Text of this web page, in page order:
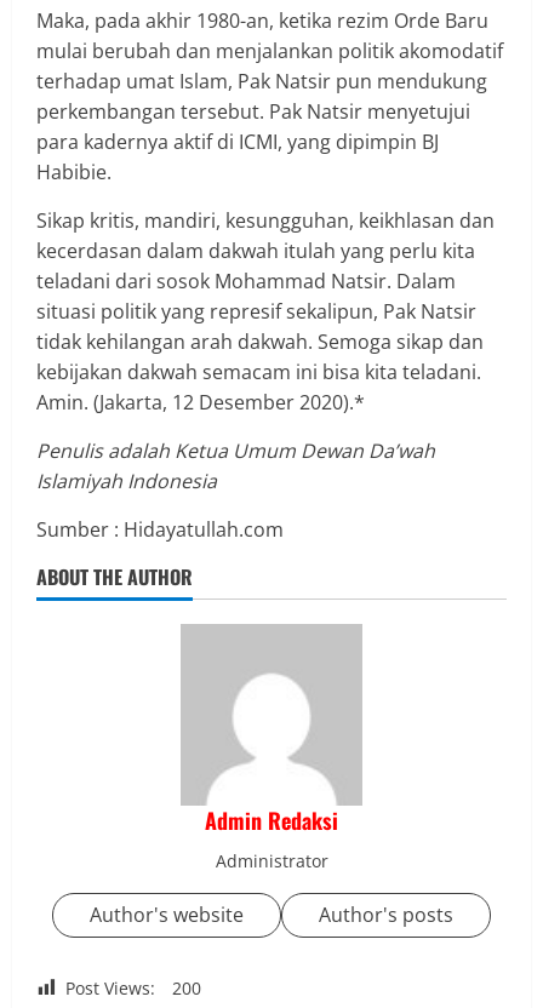
Maka, pada akhir 1980-an, ketika rezim Orde Baru
mulai berubah dan menjalankan politik akomodatif
terhadap umat Islam, Pak Natsir pun mendukung
perkembangan tersebut. Pak Natsir menyetujui
para kadernya aktif di ICMI, yang dipimpin BJ
Habibie.
Sikap kritis, mandiri, kesungguhan, keikhlasan dan
kecerdasan dalam dakwah itulah yang perlu kita
teladani dari sosok Mohammad Natsir. Dalam
situasi politik yang represif sekalipun, Pak Natsir
tidak kehilangan arah dakwah. Semoga sikap dan
kebijakan dakwah semacam ini bisa kita teladani.
Amin. (Jakarta, 12 Desember 2020).*
Penulis adalah Ketua Umum Dewan Da’wah
Islamiyah Indonesia
Sumber : Hidayatullah.com
ABOUT THE AUTHOR
Admin Redaksi
Administrator
Author's website Author's posts
Post Views: 200